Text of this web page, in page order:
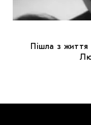
Пішла з життя